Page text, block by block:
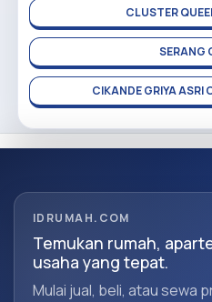
CLUSTER
SERANG
CIKANDE GRIYA ASRI
IDRUMAH.COM
Temukan rumah,
usaha yang tepat.
Mulai jual, beli, atau sewa